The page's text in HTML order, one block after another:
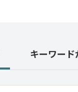
キーワード